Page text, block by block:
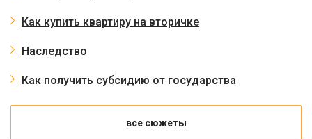
Как купить квартиру на вторичке
Наследство
Как получить субсидию от государства
все сюжеты